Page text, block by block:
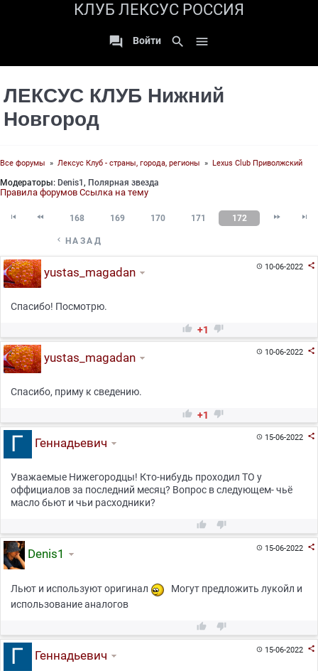
КЛУБ ЛЕКСУС РОССИЯ
 Войти search 
ЛЕКСУС КЛУБ Нижний
Новгород
Все форумы » Лексус Клуб - страны, города, регионы » Lexus Club Приволжский
Модераторы: Denis1 , Полярная звезда
Правила форумов Ссылка на тему
  168 169 170 171 172  
 НАЗАД
10-06-2022 
yustas_magadan
Спасибо! Посмотрю.
 +1 
10-06-2022 
yustas_magadan
Спасибо, приму к сведению.
 +1 
15-06-2022 
Геннадьевич
Уважаемые Нижегородцы! Кто-нибудь проходил ТО у
оффициалов за последний месяц? Вопрос в следующем- чьё
масло бьют и чьи расходники?
 
15-06-2022 
Denis1
Льют и используют оригинал
Могут предложить лукойл и
использование аналогов
 
15-06-2022 
Геннадьевич